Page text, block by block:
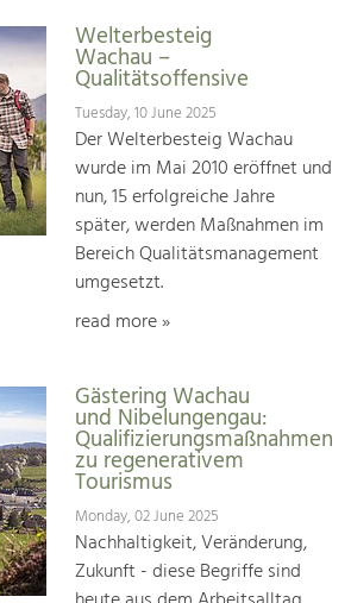
Welterbesteig
Wachau –
Qualitätsoffensive
Tuesday, 10 June 2025
Der Welterbesteig Wachau
wurde im Mai 2010 eröffnet und
nun, 15 erfolgreiche Jahre
später, werden Maßnahmen im
Bereich Qualitätsmanagement
umgesetzt.
read more »
Gästering Wachau
und Nibelungengau:
Qualifizierungsmaßnahmen
zu regenerativem
Tourismus
Monday, 02 June 2025
Nachhaltigkeit, Veränderung,
Zukunft - diese Begriffe sind